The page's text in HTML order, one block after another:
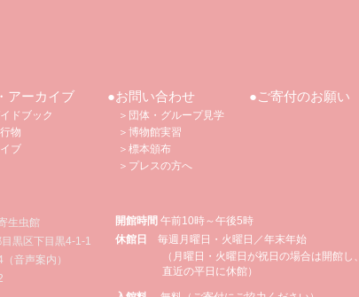
アーカイブ
ドブック
物
ブ
●お問い合わせ
＞団体・グループ見学
＞博物館実習
＞標本頒布
＞プレスの方へ
●ご寄付のお願い
生虫館
黒区下目黒4‐1‐1
（音声案内）
開館時間 午前10時～午後5時
休館日 毎週月曜日・火曜日／年末年始
（月曜日・火曜日が祝日の場合は開館し、
直近の平日に休館）